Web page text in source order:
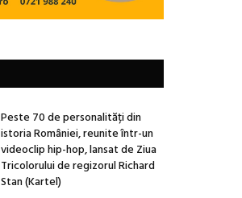
Peste 70 de personalități din
istoria României, reunite într-un
videoclip hip-hop, lansat de Ziua
Tricolorului de regizorul Richard
Stan (Kartel)